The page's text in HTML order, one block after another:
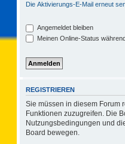
Die Aktivierungs-E-Mail erneut
Angemeldet bleiben
Meinen Online-Status
REGISTRIEREN
Sie müssen in diesem Forum
Funktionen zuzugreifen. Die
Nutzungsbedingungen und
Board bewegen.